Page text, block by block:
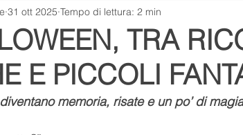
lunedì copertina
Youtube Youtuber relax
TRA
E PICCOLI
31 ott 2025 Tempo di lettura: 2 min
memoria, risate e un po’ di magia